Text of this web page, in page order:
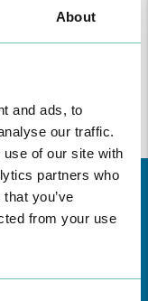
About
and ads, to
our traffic.
of our site with
partners who
you’ve
from your use